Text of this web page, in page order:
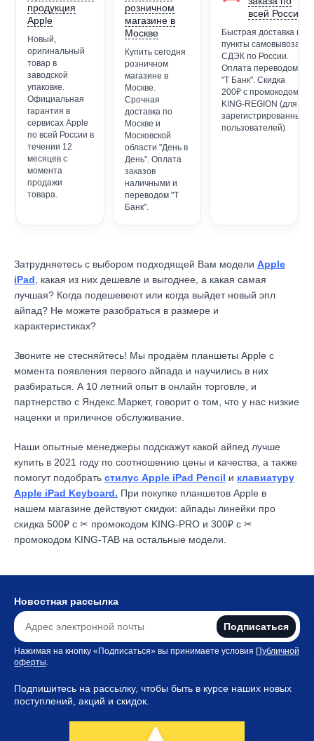
продукция
Apple
Новый,
оригинальный
товар в
заводской
упаковке.
Официальная
гарантия в
сервисах Apple
по всей России в
течении 12
месяцев с
момента
продажи
товара.
розничном
магазине в
Москве
Купить сегодня
розничном
магазине в
Москве.
Срочная
доставка по
Москве и
Московской
области "День в
День". Оплата
заказов
наличными и
переводом "Т
Банк".
всей России
Быстрая доставка в
пункты самовывоза
СДЭК по России.
Оплата переводом
"Т Банк". Скидка
200₽ с промокодом
KING-REGION (для
зарегистрированных
пользователей)
Затрудняетесь с выбором подходящей Вам модели Apple
iPad , какая из них дешевле и выгоднее, а какая самая
лучшая? Когда подешевеют или когда выйдет новый эпл
айпад? Не можете разобраться в размере и
характеристиках?
Звоните не стесняйтесь! Мы продаём планшеты Apple с
момента появления первого айпада и научились в них
разбираться. А 10 летний опыт в онлайн торговле, и
партнерство с Яндекс.Маркет, говорит о том, что у нас низкие
наценки и приличное обслуживание.
Наши опытные менеджеры подскажут какой айпед лучше
купить в 2021 году по соотношению цены и качества, а также
помогут подобрать стилус Apple iPad Pencil и клавиатуру
Apple iPad Keyboard. При покупке планшетов Apple в
нашем магазине действуют скидки: айпады линейки про
скидка 500₽ с ✂ промокодом KING-PRO и 300₽ с ✂
промокодом KING-TAB на остальные модели.
Новостная рассылка
Подписаться
Нажимая на кнопку «Подписаться» вы принимаете условия Публичной
оферты.
Подпишитесь на рассылку, чтобы быть в курсе наших новых
поступлений, акций и скидок.